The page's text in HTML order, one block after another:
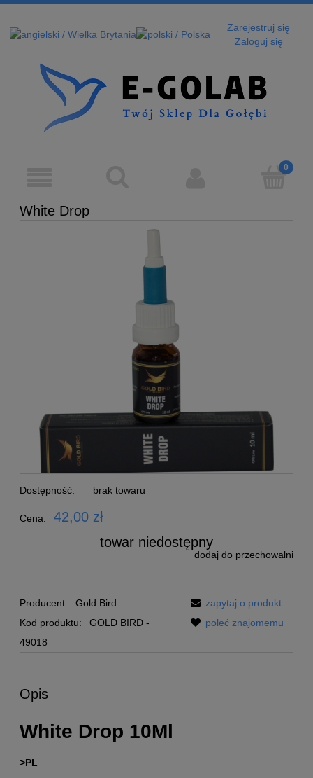
Zarejestruj się
Zaloguj się
White Drop
Dostępność: brak towaru
Cena:
42,00 zł
towar niedostępny
dodaj do przechowalni
Producent:
Gold Bird
Kod produktu:
GOLD BIRD -
49018
zapytaj o produkt
poleć znajomemu
Opis
White Drop 10Ml
>PL